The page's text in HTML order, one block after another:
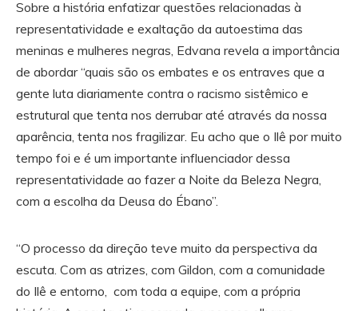
Sobre a história enfatizar questões relacionadas à
representatividade e exaltação da autoestima das
meninas e mulheres negras, Edvana revela a importância
de abordar “quais são os embates e os entraves que a
gente luta diariamente contra o racismo sistêmico e
estrutural que tenta nos derrubar até através da nossa
aparência, tenta nos fragilizar. Eu acho que o Ilê por muito
tempo foi e é um importante influenciador dessa
representatividade ao fazer a Noite da Beleza Negra,
com a escolha da Deusa do Ébano”.
“O processo da direção teve muito da perspectiva da
escuta. Com as atrizes, com Gildon, com a comunidade
do Ilê e entorno, com toda a equipe, com a própria